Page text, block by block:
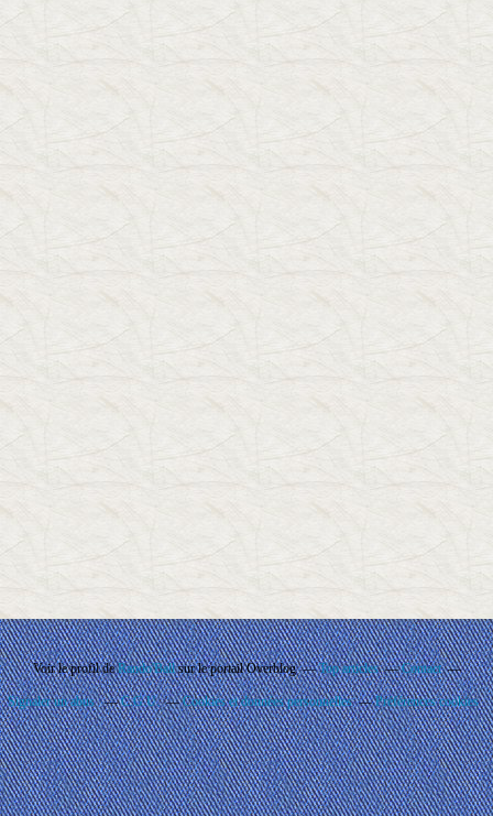
Voir le profil deRando'Ballsur le portail Overblog Top articles Contact
Signaler un abus C.G.U. Cookies et données personnelles Préférences cookies